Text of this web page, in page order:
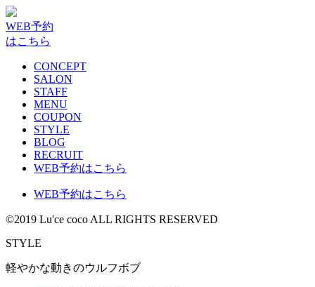
WEB予約
はこちら
CONCEPT
SALON
STAFF
MENU
COUPON
STYLE
BLOG
RECRUIT
WEB予約はこちら
WEB予約はこちら
©2019 Lu'ce coco ALL RIGHTS RESERVED
STYLE
軽やかな動きのウルフボブ